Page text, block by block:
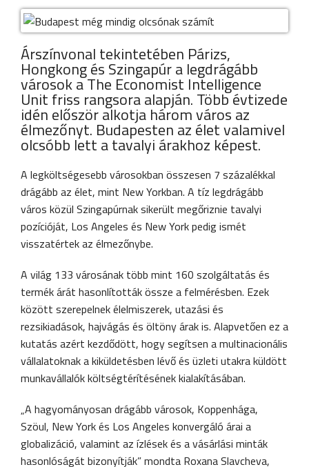
Árszínvonal tekintetében Párizs,
Hongkong és Szingapúr a legdrágább
városok a The Economist Intelligence
Unit friss rangsora alapján. Több évtizede
idén először alkotja három város az
élmezőnyt. Budapesten az élet valamivel
olcsóbb lett a tavalyi árakhoz képest.
A legköltségesebb városokban összesen 7 százalékkal
drágább az élet, mint New Yorkban. A tíz legdrágább
város közül Szingapúrnak sikerült megőriznie tavalyi
pozícióját, Los Angeles és New York pedig ismét
visszatértek az élmezőnybe.
A világ 133 városának több mint 160 szolgáltatás és
termék árát hasonlították össze a felmérésben. Ezek
között szerepelnek élelmiszerek, utazási és
rezsikiadások, hajvágás és öltöny árak is. Alapvetően ez a
kutatás azért kezdődött, hogy segítsen a multinacionális
vállalatoknak a kiküldetésben lévő és üzleti utakra küldött
munkavállalók költségtérítésének kialakításában.
„A hagyományosan drágább városok, Koppenhága,
Szöul, New York és Los Angeles konvergáló árai a
globalizáció, valamint az ízlések és a vásárlási minták
hasonlóságát bizonyítják” mondta Roxana Slavcheva,